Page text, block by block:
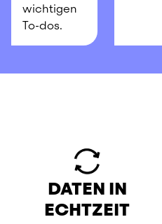
wichtigen
To-dos.
DATEN IN
ECHTZEIT